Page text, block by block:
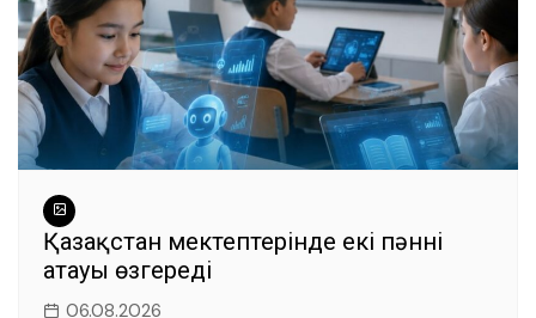
Қазақстан мектептерінде екі пәннің
атауы өзгереді
06.08.2026